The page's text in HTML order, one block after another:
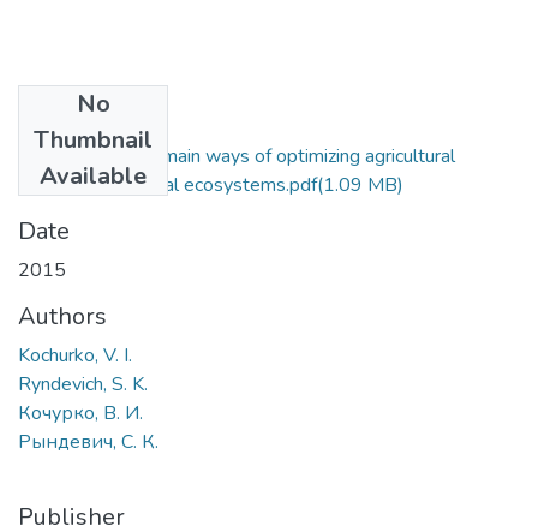
No
Thumbnail
Available
Bioindication and main ways of optimizing agricultural
influence on natural ecosystems.pdf(1.09 MB)
Date
2015
Authors
Kochurko, V. I.
Ryndevich, S. K.
Кочурко, В. И.
Рындевич, С. К.
Publisher